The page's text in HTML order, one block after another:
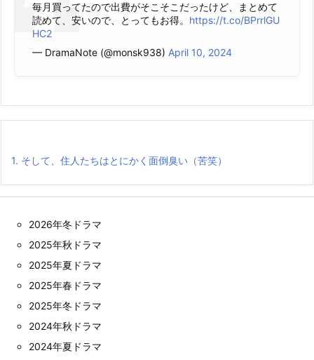
毎月買ってたので出費がそこそこだったけど、まとめて
読めて、安いので、とってもお得。 https://t.co/BPrrlGU
HC2
— DramaNote (@monsk938) April 10, 2024
1. そして、住人たちはとにかく面倒臭い（苦笑）
2026年冬ドラマ
2025年秋ドラマ
2025年夏ドラマ
2025年春ドラマ
2025年冬ドラマ
2024年秋ドラマ
2024年夏ドラマ